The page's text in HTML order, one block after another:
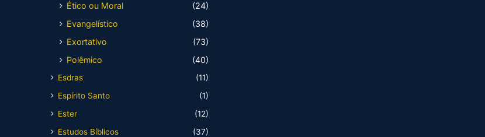
Ético ou Moral
(24)
Evangelístico
(38)
Exortativo
(73)
Polêmico
(40)
Esdras
(11)
Espírito Santo
(1)
Ester
(12)
Estudos Bíblicos
(37)